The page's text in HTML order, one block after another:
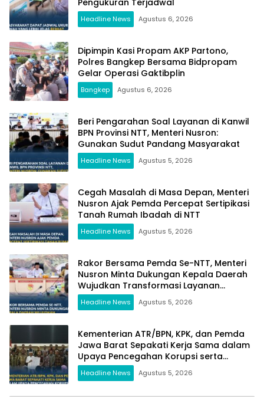
Headline News Agustus 6, 2026
Dipimpin Kasi Propam AKP Partono,
Polres Bangkep Bersama Bidpropam
Gelar Operasi Gaktibplin
Bangkep Agustus 6, 2026
Beri Pengarahan Soal Layanan di Kanwil
BPN Provinsi NTT, Menteri Nusron:
Gunakan Sudut Pandang Masyarakat
Headline News Agustus 5, 2026
Cegah Masalah di Masa Depan, Menteri
Nusron Ajak Pemda Percepat Sertipikasi
Tanah Rumah Ibadah di NTT
Headline News Agustus 5, 2026
Rakor Bersama Pemda Se-NTT, Menteri
Nusron Minta Dukungan Kepala Daerah
Wujudkan Transformasi Layanan
Pertanahan
Headline News Agustus 5, 2026
Kementerian ATR/BPN, KPK, dan Pemda
Jawa Barat Sepakati Kerja Sama dalam
Upaya Pencegahan Korupsi serta
Penguatan Ekonomi Daerah
Headline News Agustus 5, 2026